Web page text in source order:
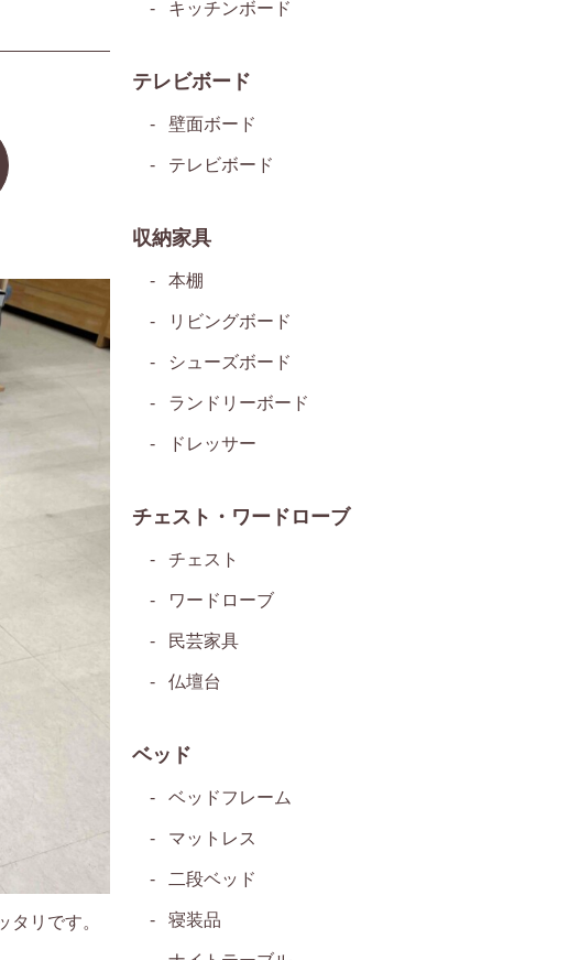
リです。
キッチンボード
テレビボード
壁面ボード
テレビボード
収納家具
本棚
リビングボード
シューズボード
ランドリーボード
ドレッサー
チェスト・ワードローブ
チェスト
ワードローブ
民芸家具
仏壇台
ベッド
ベッドフレーム
マットレス
二段ベッド
寝装品